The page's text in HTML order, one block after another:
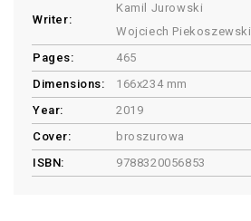
Writer:
Kamil Jurowski
Wojciech Piekoszewski
Pages:
465
Dimensions:
166x234 mm
Year:
2019
Cover:
broszurowa
ISBN:
9788320056853